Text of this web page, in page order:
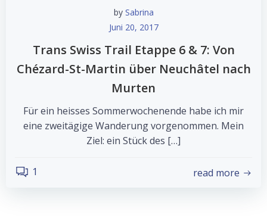
by Sabrina
Juni 20, 2017
Trans Swiss Trail Etappe 6 & 7: Von
Chézard-St-Martin über Neuchâtel nach
Murten
Für ein heisses Sommerwochenende habe ich mir
eine zwei­tägige Wanderung vorgenommen. Mein
Ziel: ein Stück des […]
1 read more